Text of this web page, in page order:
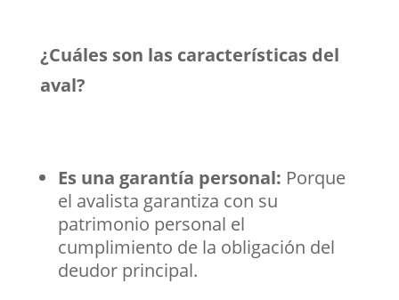
¿Cuáles son las características del
aval?
Es una garantía personal: Porque
el avalista garantiza con su
patrimonio personal el
cumplimiento de la obligación del
deudor principal.